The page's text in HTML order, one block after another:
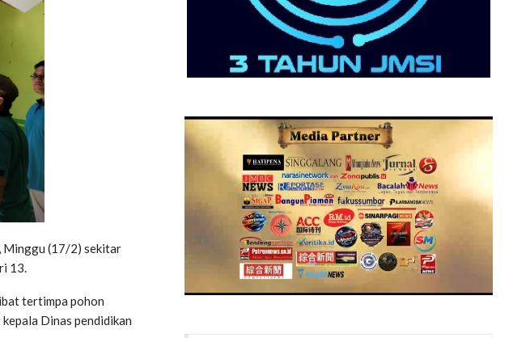
Minggu (17/2) sekitar
13.
tertimpa pohon
Dinas pendidikan